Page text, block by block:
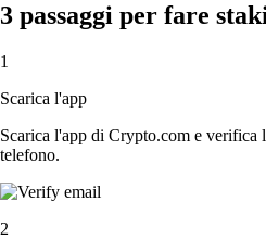
3 passaggi per fare
1
Scarica l'app
Scarica l'app di Crypto.com e verifica
telefono.
2